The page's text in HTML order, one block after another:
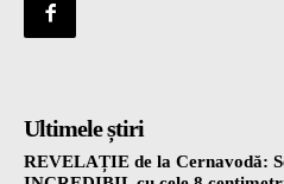
Ultimele știri
REVELAȚIE de la Cernavodă: